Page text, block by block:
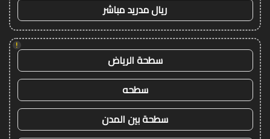
ريال مدريد مباشر
!
سطحة الرياض
سطحه
سطحة بين المدن